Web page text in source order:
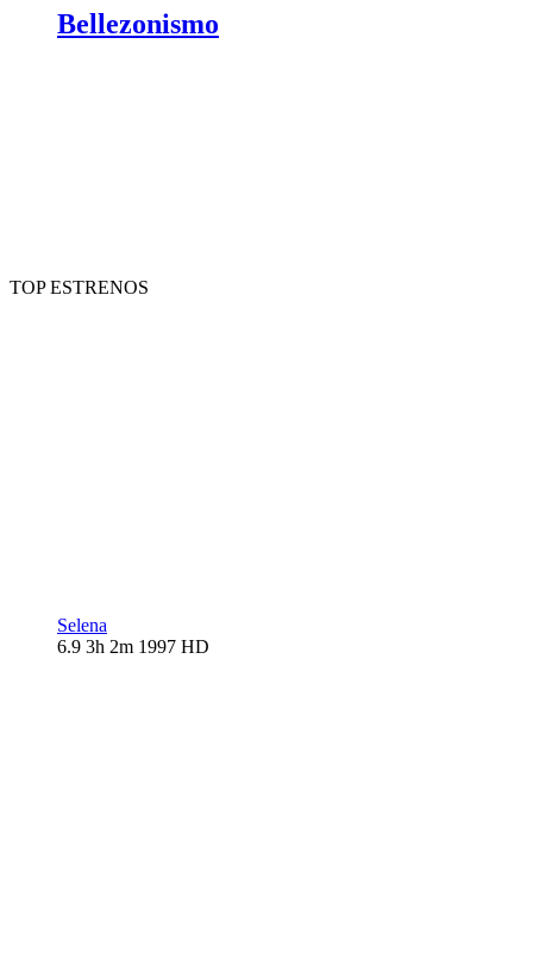
Bellezonismo
TOP ESTRENOS
Selena
6.9 3h 2m 1997 HD